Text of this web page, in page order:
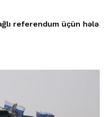
referendum üçün hələ